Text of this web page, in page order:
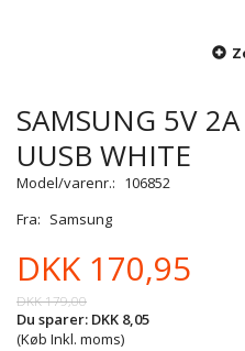
SAMSUNG 5V
UUSB WHITE
Model/varenr.: 106852
Fra: Samsung
DKK 170,95
DKK 179,00
Du sparer: DKK 8,05
(Køb Inkl. moms)